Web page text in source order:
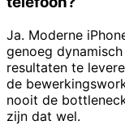
Ja. Moderne
genoeg
resultaten te
de
nooit de
zijn dat wel.